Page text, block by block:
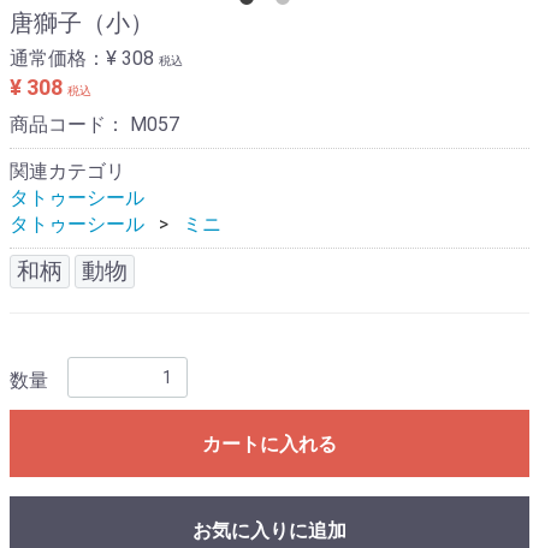
唐獅子（小）
通常価格： ¥ 308 税込
¥ 308 税込
商品コード： M057
関連カテゴリ
タトゥーシール
タトゥーシール
ミニ
和柄 動物
数量
カートに入れる
お気に入りに追加